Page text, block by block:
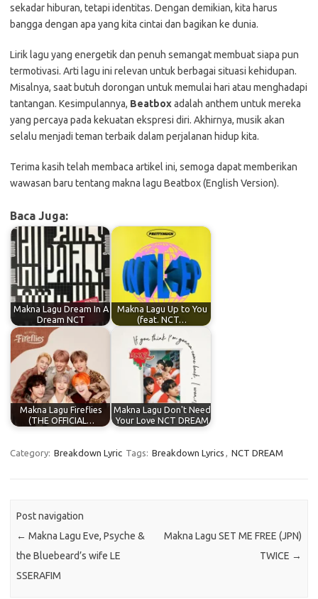
sekadar hiburan, tetapi identitas. Dengan demikian, kita harus
bangga dengan apa yang kita cintai dan bagikan ke dunia.
Lirik lagu yang energetik dan penuh semangat membuat siapa pun
termotivasi. Arti lagu ini relevan untuk berbagai situasi kehidupan.
Misalnya, saat butuh dorongan untuk memulai hari atau menghadapi
tantangan. Kesimpulannya, Beatboxadalah anthem untuk mereka
yang percaya pada kekuatan ekspresi diri. Akhirnya, musik akan
selalu menjadi teman terbaik dalam perjalanan hidup kita.
Terima kasih telah membaca artikel ini, semoga dapat memberikan
wawasan baru tentang makna lagu Beatbox (English Version).
Baca Juga:
Makna Lagu Dream In A
Dream NCT
Makna Lagu Up to You
(feat. NCT…
Makna Lagu Fireflies
(THE OFFICIAL…
Makna Lagu Don't Need
Your Love NCT DREAM
Category: Breakdown Lyric Tags: Breakdown Lyrics , NCT DREAM
Post navigation
← Makna Lagu Eve, Psyche &
the Bluebeard’s wife LE
SSERAFIM
Makna Lagu SET ME FREE (JPN)
TWICE →